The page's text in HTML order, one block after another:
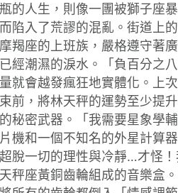
的人生，則像一團被獅子座
陷入了荒謬的混亂。街道上
羯座的上班族，嚴格遵守
經潮濕的淚水。「負百分
就會越發瘋狂地實體化。
前，將林天秤的運勢至少
秘密武器。「我需要星象學
機和一個不知名的外星計
脫一切的理性與冷靜…才怪
秤座黃銅齒輪組成的音樂盒